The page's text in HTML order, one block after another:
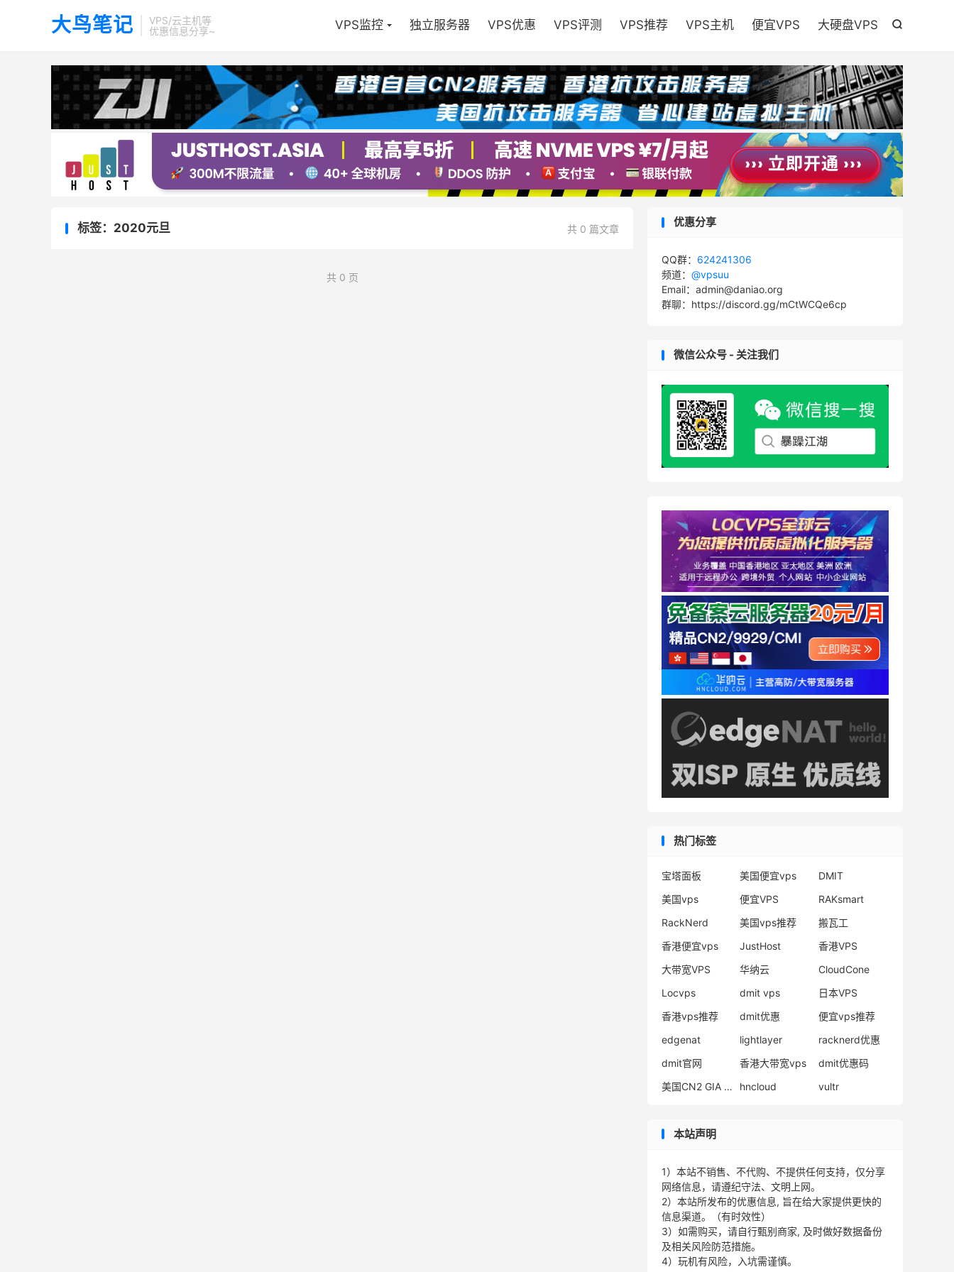
大鸟笔记
VPS/云主机等
优惠信息分享~

VPS监控 独立服务器 VPS优惠 VPS评测 VPS推荐 VPS主机 便宜VPS 大硬盘VPS
共 0 篇文章
标签：2020元旦
共 0 页
优惠分享
QQ群： 624241306
频道： @vpsuu
Email：admin@daniao.org
群聊：https://discord.gg/mCtWCQe6cp
微信公众号 - 关注我们
热门标签
宝塔面板 美国便宜vps
DMIT
美国vps
便宜VPS
RAKsmart
RackNerd
美国vps推荐
搬瓦工
香港便宜vps
JustHost
香港VPS
大带宽VPS
华纳云
CloudCone
Locvps
dmit vps
日本VPS
香港vps推荐
dmit优惠
便宜vps推荐
edgenat
lightlayer
racknerd优惠
dmit官网
香港大带宽vps
dmit优惠码
美国CN2 GIA VPS
hncloud vultr
本站声明
1）本站不销售、不代购、不提供任何支持，仅分享
网络信息，请遵纪守法、文明上网。
2）本站所发布的优惠信息, 旨在给大家提供更快的
信息渠道。（有时效性）
3）如需购买，请自行甄别商家, 及时做好数据备份
及相关风险防范措施。
4）玩机有风险，入坑需谨慎。